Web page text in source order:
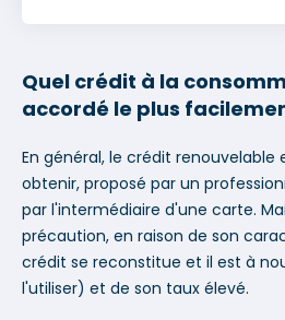
Quel crédit à la
accordé le plus
En général, le crédit renouvelable
obtenir, proposé par un
par l'intermédiaire d'une carte.
précaution, en raison de son
crédit se reconstitue et il est à
l'utiliser) et de son taux élevé.